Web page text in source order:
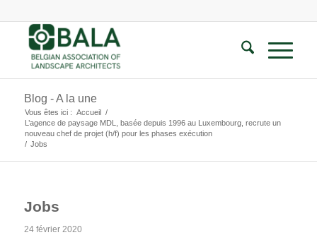
Blog - A la une
Vous êtes ici : Accueil /
L’agence de paysage MDL, basée depuis 1996 au Luxembourg, recrute un
nouveau chef de projet (h/f) pour les phases exécution
/ Jobs
Jobs
24 février 2020